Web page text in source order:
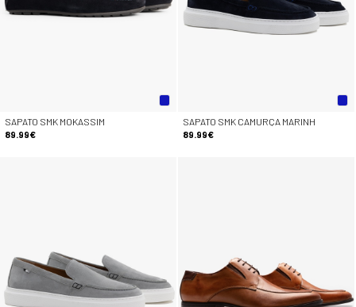
SAPATO SMK MOKASSIM
89.99€
SAPATO SMK CAMURÇA MARINH
89.99€